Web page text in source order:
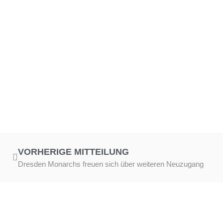
VORHERIGE MITTEILUNG
Dresden Monarchs freuen sich über weiteren Neuzugang